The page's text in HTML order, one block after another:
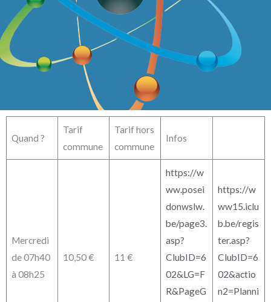
Quand ?
Tarif
commune
Tarif hors
commune
Infos
Mercredi
de 07h40
à 08h25
10,50 € 11 €
https://w
ww.posei
donwslw.
be/page3.
asp?
ClubID=6
02&LG=F
R&PageG
https://w
ww15.iclu
b.be/regis
ter.asp?
ClubID=6
02&actio
n2=Planni